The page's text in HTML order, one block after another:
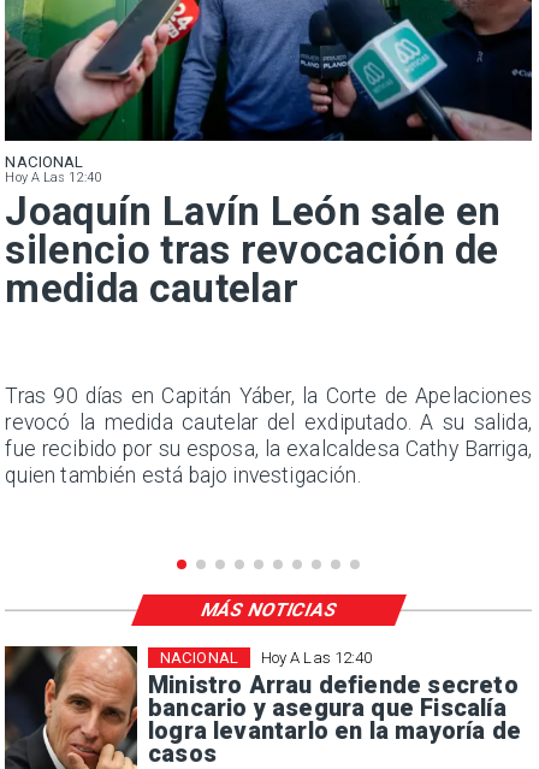
NACIONAL
Hoy A Las 12:40
Joaquín Lavín León sale en
silencio tras revocación de
medida cautelar
Tras 90 días en Capitán Yáber, la Corte de Apelaciones
revocó la medida cautelar del exdiputado. A su salida,
fue recibido por su esposa, la exalcaldesa Cathy Barriga,
quien también está bajo investigación.
Hoy A Las 12:40
Ministro Arrau defiende secreto
bancario y asegura que Fiscalía
logra levantarlo en la mayoría de
casos
NACIONAL
MÁS NOTICIAS